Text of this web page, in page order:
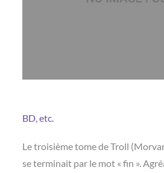
BD, etc.
Le troisième tome de Troll
se terminait par le mot « fin ».